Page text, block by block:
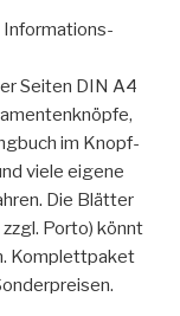
Seiten DIN A4
im Knopf-
viele eigene
Die Blätter
zzgl. Porto) könnt
Komplettpaket